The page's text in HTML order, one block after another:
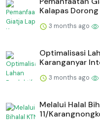
Kalapas Dorong
3 months ago
Optimalisasi
Karanganyar
3 months ago
Melalui Halal
11/